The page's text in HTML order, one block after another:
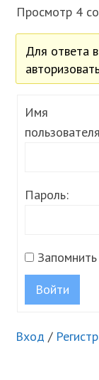
Просмотр 4
Для ответа
Имя
Пароль:
Войти
Вход /